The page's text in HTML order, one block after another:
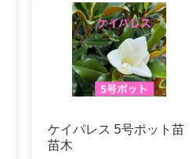
ケイパレス 5号ポット苗
苗木